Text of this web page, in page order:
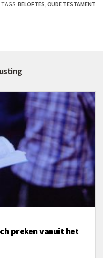
TAGS: BELOFTES OUDE TESTAMENT
preken vanuit het